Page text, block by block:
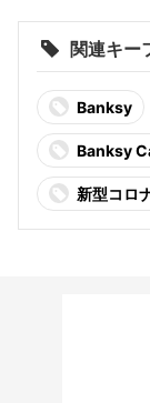
関連キー
Banksy
Banksy
新型コロ